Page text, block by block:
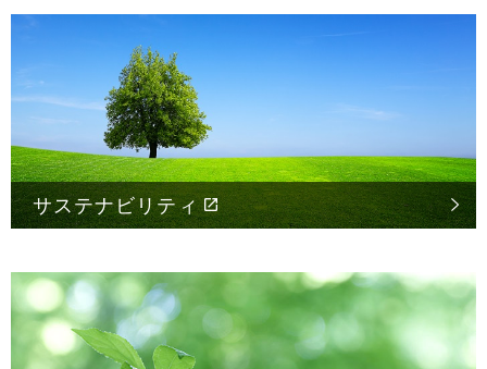
サステナビリティ